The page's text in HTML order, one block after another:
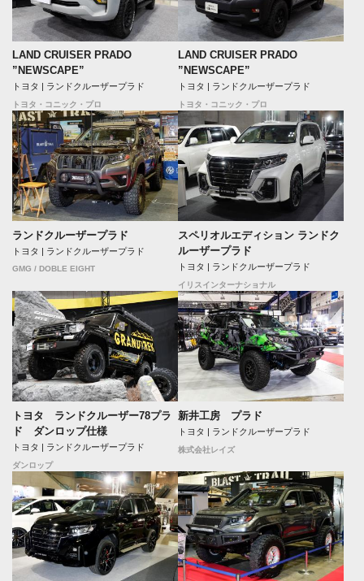
LAND CRUISER PRADO
”NEWSCAPE”
トヨタ | ランドクルーザープラド
トヨタ・コニック・プロ
LAND CRUISER PRADO
”NEWSCAPE”
トヨタ | ランドクルーザープラド
トヨタ・コニック・プロ
ランドクルーザープラド
トヨタ | ランドクルーザープラド
GMG / DOBLE EIGHT
スペリオルエディション ランドク
ルーザープラド
トヨタ | ランドクルーザープラド
イリスインターナショナル
トヨタ ランドクルーザー78プラ
ド ダンロップ仕様
トヨタ | ランドクルーザープラド
ダンロップ
新井工房 プラド
トヨタ | ランドクルーザープラド
株式会社レイズ